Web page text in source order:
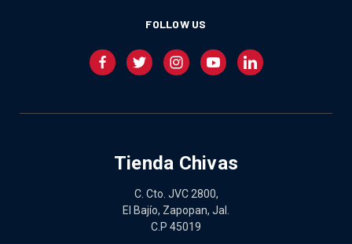
FOLLOW US
Tienda Chivas
C. Cto. JVC 2800,
El Bajío, Zapopan, Jal.
C.P 45019